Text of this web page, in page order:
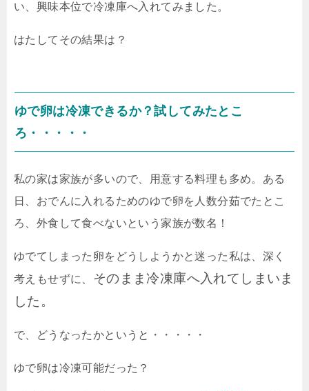
い、興味本位で冷凍庫へ入れてみました。
はたしてその結果は？
ゆで卵は冷凍できるか？試してみたとこ
ろ・・・・・
私の家は家族が多いので、用意する料理も多め。ある
日、おでんに入れるためのゆで卵を人数分茹でたとこ
ろ、外食して食べないという家族が数名！
ゆでてしまった卵をどうしようかと迷った私は、深く
考えもせずに、 そのまま冷凍庫へ入れてしまいま
した。
で、どうなったかというと・・・・・
ゆで卵は冷凍可能だった？